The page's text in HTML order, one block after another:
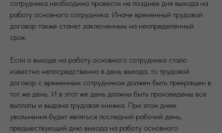
сотрудника необходимо провести не позднее дня выхода на
работу основного сотрудника. Иначе временный трудовой
договор также станет заключенным на неопределенный
срок.
Если о выходе на работу основного сотрудника стало
известно непосредственно в день выхода, то трудовой
договор с временным сотрудником должен быть прекращен в
тот же день. И в этот же день должны быть произведены все
выплаты и выдана трудовая книжка. При этом днем
увольнения будет являться последний рабочий день,
предшествующий дню выхода на работу основного